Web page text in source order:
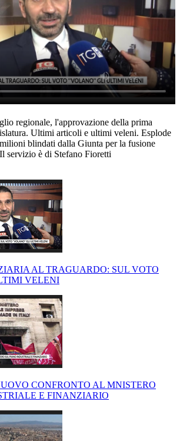
regionale, l'approvazione della prima
Ultimi articoli e ultimi veleni. Esplode
blindati dalla Giunta per la fusione
servizio è di Stefano Fioretti
AL TRAGUARDO: SUL VOTO
VELENI
CONFRONTO AL MNISTERO
E FINANZIARIO